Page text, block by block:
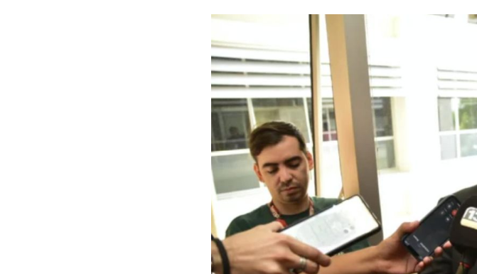
sociedad.
Entre los puntos más cuestionados
de inquilinos, comunidades indígenas y
facultades del Estado para disponer
modificaciones a la Ley de Manejo del
comercialización de terrenos afectados
Las dos CTA también confirmaron su
Autónoma como la CTA de los
capítulo referido a la venta de tierras no
por lo que consideran necesario
tratamiento legislativo.
La convocatoria fue respaldada además